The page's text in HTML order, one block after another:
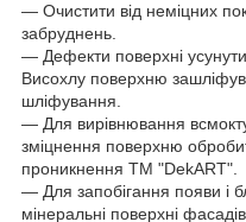
― Очистити від неміцних
забруднень.
― Дефекти поверхні
Висохлу поверхню
шліфування.
― Для вирівнювання
зміцнення поверхню
проникнення ТМ "DekART".
― Для запобігання появи і
мінеральні поверхні